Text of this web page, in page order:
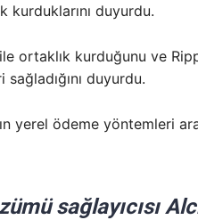
kurduklarını duyurdu.
ile ortaklık kurduğunu ve
duyurdu.
yerel ödeme yöntemleri
sağlayıcısı